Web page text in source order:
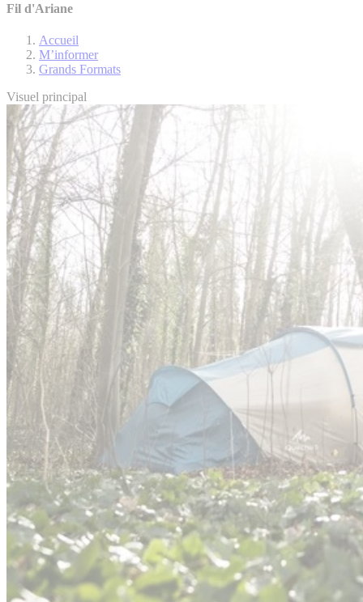
Fil d'Ariane
Accueil
M’informer
Grands Formats
Visuel principal